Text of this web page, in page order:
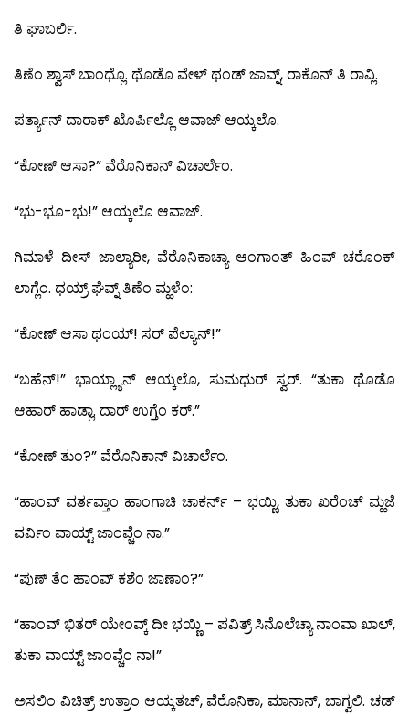
ತಿ ಘಾಬರ್ಲಿ.
ತಿಣೆಂ ಶ್ವಾಸ್ ಬಾಂಧ್ಲೊ. ಥೊಡೊ ವೇಳ್ ಥಂಡ್ ಜಾವ್ನ್, ರಾಕೊನ್ ತಿ ರಾವ್ಲಿ.
ಪರ್ತ್ಯಾನ್ ದಾರಾಕ್ ಖೊರ್ಪಿಲ್ಲೊ ಆವಾಜ್ ಆಯ್ಕಲೊ.
“ಕೋಣ್ ಆಸಾ?” ವೆರೊನಿಕಾನ್ ವಿಚಾರ್ಲೆಂ.
“ಭು-ಭೂ-ಭು!” ಆಯ್ಕಲೊ ಆವಾಜ್.
ಗಿಮಾಳೆ ದೀಸ್ ಜಾಲ್ಯಾರೀ, ವೆರೊನಿಕಾಚ್ಯಾ ಆಂಗಾಂತ್ ಹಿಂವ್ ಚರೊಂಕ್
ಲಾಗ್ಲೆಂ. ಧಯ್ರ್ ಘೆವ್ನ್ ತಿಣೆಂ ಮ್ಹಳೆಂ:
“ಕೋಣ್ ಆಸಾ ಥಂಯ್! ಸರ್ ಪೆಲ್ಯಾನ್!”
“ಬಹೆನ್!” ಭಾಯ್ಲ್ಯಾನ್ ಆಯ್ಕಲೊ, ಸುಮಧುರ್ ಸ್ವರ್. “ತುಕಾ ಥೊಡೊ
ಆಹಾರ್ ಹಾಡ್ಲಾ. ದಾರ್ ಉಗ್ತೆಂ ಕರ್.”
“ಕೋಣ್ ತುಂ?” ವೆರೊನಿಕಾನ್ ವಿಚಾರ್ಲೆಂ.
“ಹಾಂವ್ ವರ್ತವ್ತಾಂ ಹಾಂಗಾಚಿ ಚಾಕರ್ನ್ – ಭಯ್ಣಿ, ತುಕಾ ಖರೆಂಚ್ ಮ್ಹಜೆ
ವರ್ವಿಂ ವಾಯ್ಟ್ ಜಾಂವ್ಚೆಂ ನಾ.”
“ಪುಣ್ ತೆಂ ಹಾಂವ್ ಕಶೆಂ ಜಾಣಾಂ?”
“ಹಾಂವ್ ಭಿತರ್ ಯೇಂವ್ಕ್ ದೀ ಭಯ್ಣಿ – ಪವಿತ್ರ್ ಸಿನೊಲೆಚ್ಯಾ ನಾಂವಾ ಖಾಲ್,
ತುಕಾ ವಾಯ್ಟ್ ಜಾಂವ್ಚೆಂ ನಾ!”
ಅಸಲಿಂ ವಿಚಿತ್ರ್ ಉತ್ರಾಂ ಆಯ್ಕತಚ್, ವೆರೊನಿಕಾ, ಮಾನಾನ್, ಬಾಗ್ವಲಿ. ಚಡ್